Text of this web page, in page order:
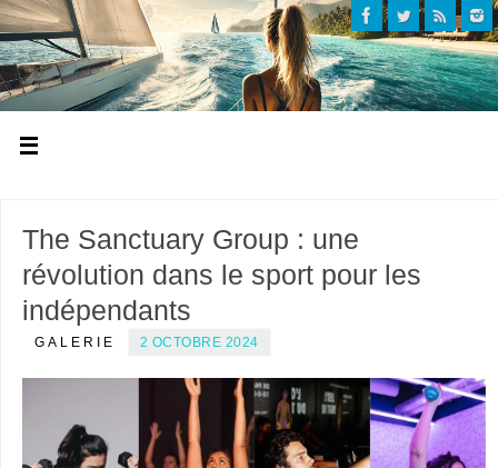
The Sanctuary Group : une
révolution dans le sport pour les
indépendants
GALERIE 2 OCTOBRE 2024